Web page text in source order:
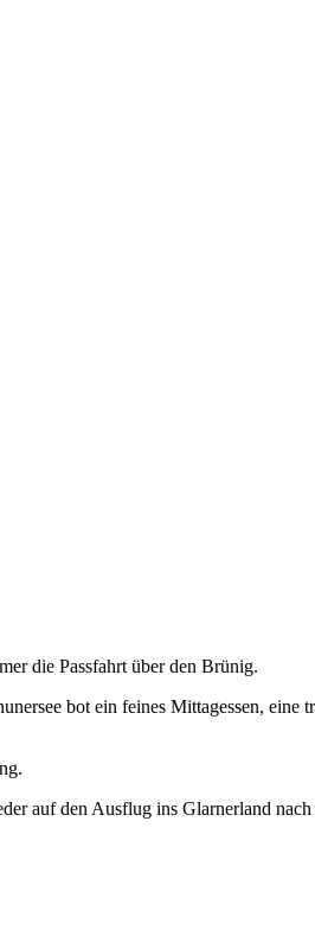
die Pass­fahrt über den Brünig.
bot ein feines Mit­tagessen, eine
auf den Aus­flug ins Glarn­er­land